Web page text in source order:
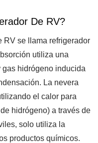
De RV?
RV se llama refrigerador
utiliza una
hidrógeno inducida
La nevera
el calor para
hidrógeno) a través de
solo utiliza la
productos químicos.